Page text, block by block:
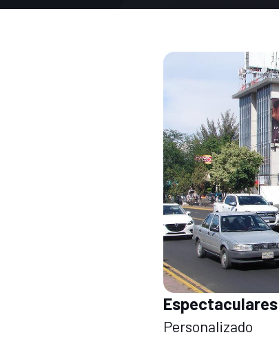
Espectaculares
Personalizado